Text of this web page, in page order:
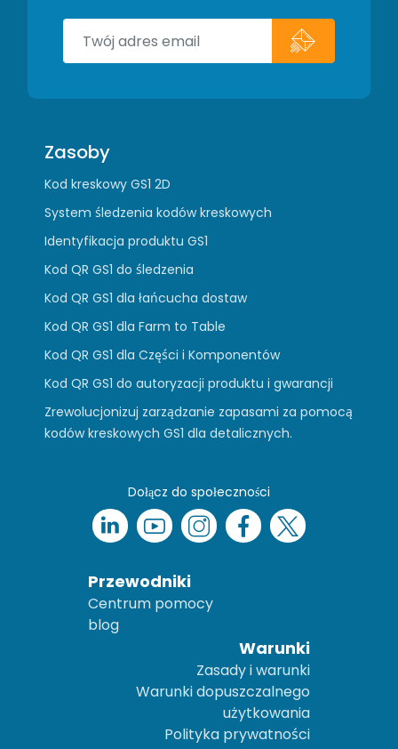
Zasoby
Kod kreskowy GS1 2D
System śledzenia kodów kreskowych
Identyfikacja produktu GS1
Kod QR GS1 do śledzenia
Kod QR GS1 dla łańcucha dostaw
Kod QR GS1 dla Farm to Table
Kod QR GS1 dla Części i Komponentów
Kod QR GS1 do autoryzacji produktu i gwarancji
Zrewolucjonizuj zarządzanie zapasami za pomocą
kodów kreskowych GS1 dla detalicznych.
Dołącz do społeczności
Przewodniki
Centrum pomocy
blog
Warunki
Zasady i warunki
Warunki dopuszczalnego
użytkowania
Polityka prywatności